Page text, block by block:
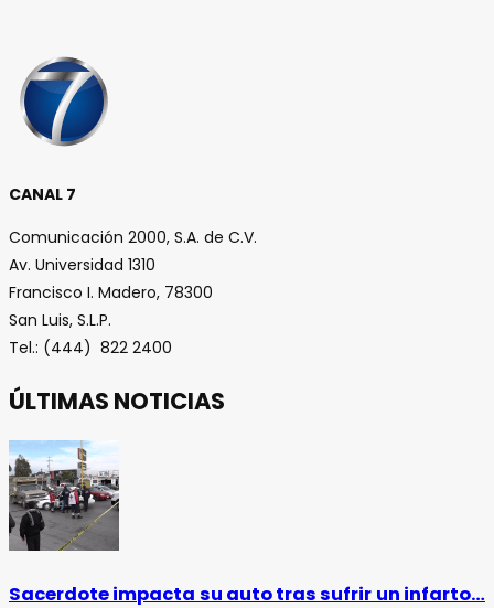
CANAL 7
Comunicación 2000, S.A. de C.V.
Av. Universidad 1310
Francisco I. Madero, 78300
San Luis, S.L.P.
Tel.: (444) 822 2400
ÚLTIMAS NOTICIAS
Sacerdote impacta su auto tras sufrir un infarto…